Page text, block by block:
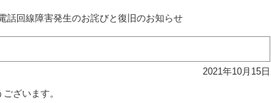
話回線障害発生のお詫びと復旧のお知らせ
2021年10月15日
ざいます。